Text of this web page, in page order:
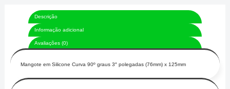
Descrição
Informação adicional
Avaliações (0)
Mangote em Silicone Curva 90º graus 3″ polegadas (76mm) x 125mm